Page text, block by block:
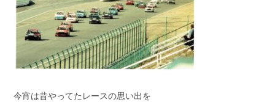
ホーム T.U.C.GROUP
今宵は昔やってたレースの思い出を